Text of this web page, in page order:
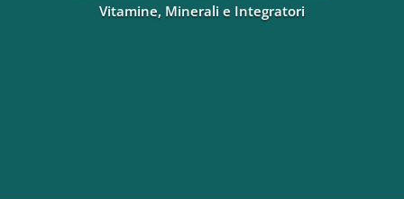
Vitamine, Minerali e Integratori